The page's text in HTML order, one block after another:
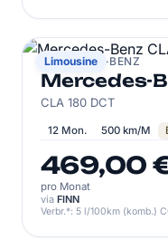
Limousine
MERCEDES-BENZ
Mercedes-
CLA 180 DCT
12 Mon. 500 km/M
469,00
pro Monat
via FINN
Verbr.*: 5 l/100km (komb.)